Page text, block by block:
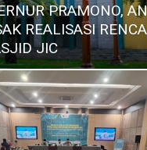
PRAMONO,
REALISASI
JIC